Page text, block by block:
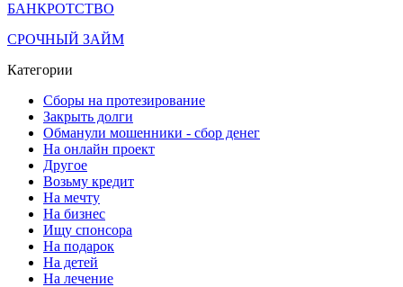
БАНКРОТСТВО
СРОЧНЫЙ ЗАЙМ
Категории
Сборы на протезирование
Закрыть долги
Обманули мошенники - сбор денег
На онлайн проект
Другое
Возьму кредит
На мечту
На бизнес
Ищу спонсора
На подарок
На детей
На лечение